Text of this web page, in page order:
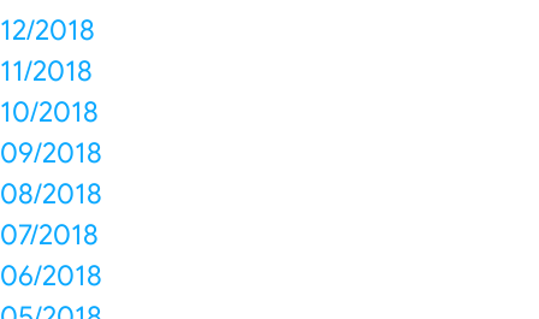
12/2018
11/2018
10/2018
09/2018
08/2018
07/2018
06/2018